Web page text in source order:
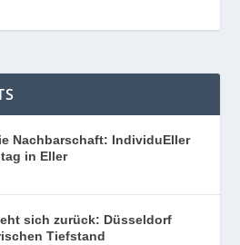
Nachbarschaft: IndividuEller
in Eller
sich zurück: Düsseldorf
Tiefstand